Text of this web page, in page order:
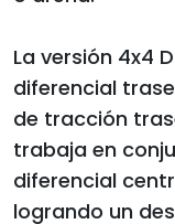
La versión 4x4
diferencial
de tracción
trabaja en
diferencial
logrando un